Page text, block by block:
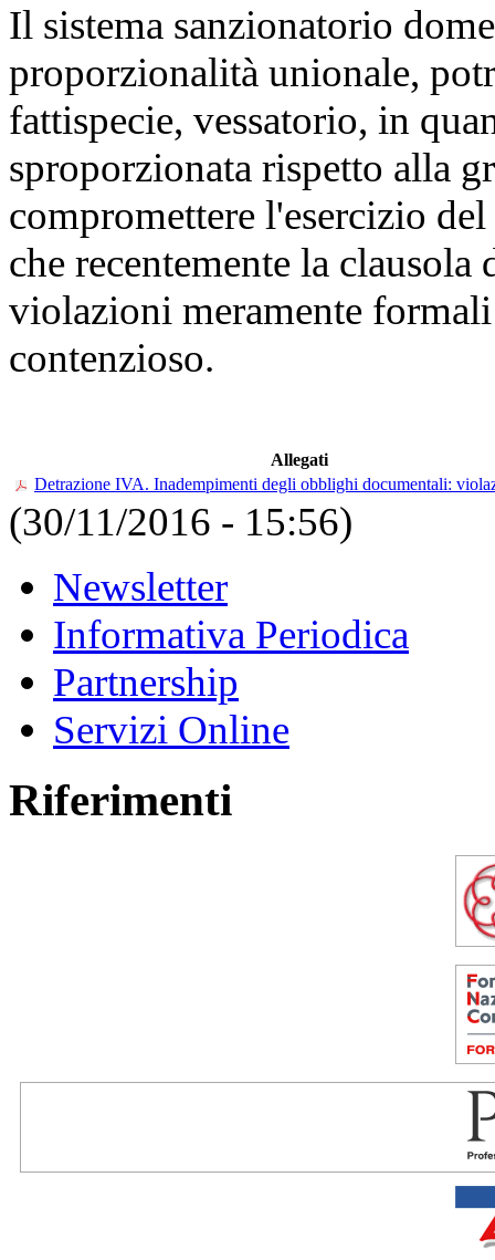
Il sistema sanzionatorio
proporzionalità unionale,
fattispecie, vessatorio, in
sproporzionata rispetto alla
compromettere l'esercizio
che recentemente la
violazioni meramente
contenzioso.
Allegati
Detrazione IVA. Inadempimenti degli obblighi documentali:
(30/11/2016 - 15:56)
Newsletter
Informativa Periodica
Partnership
Servizi Online
Riferimenti